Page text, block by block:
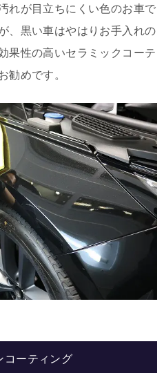
れが目立ちにくい色のお車で
、黒い車はやはりお手入れの
果性の高いセラミックコーテ
勧めです。
コーティング